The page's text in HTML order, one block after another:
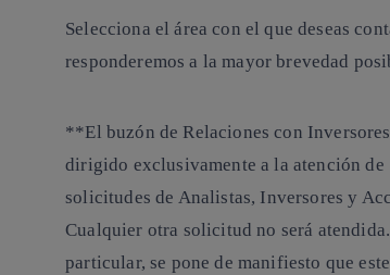
Selecciona el área con el que deseas
responderemos a la mayor brevedad
**El buzón de Relaciones con
dirigido exclusivamente a la atención de
solicitudes de Analistas, Inversores y
Cualquier otra solicitud no será
particular, se pone de manifiesto que